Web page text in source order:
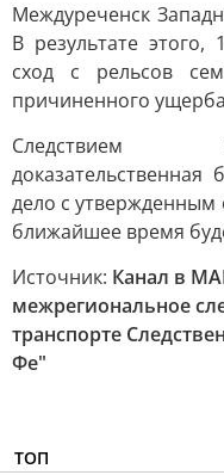
Междуреченск
В результате
сход с рельсов
причиненного
Следствием
дело с
ближайшее время
Источник: Канал в
межрегиональное
транспорте
Фе"
ТОП